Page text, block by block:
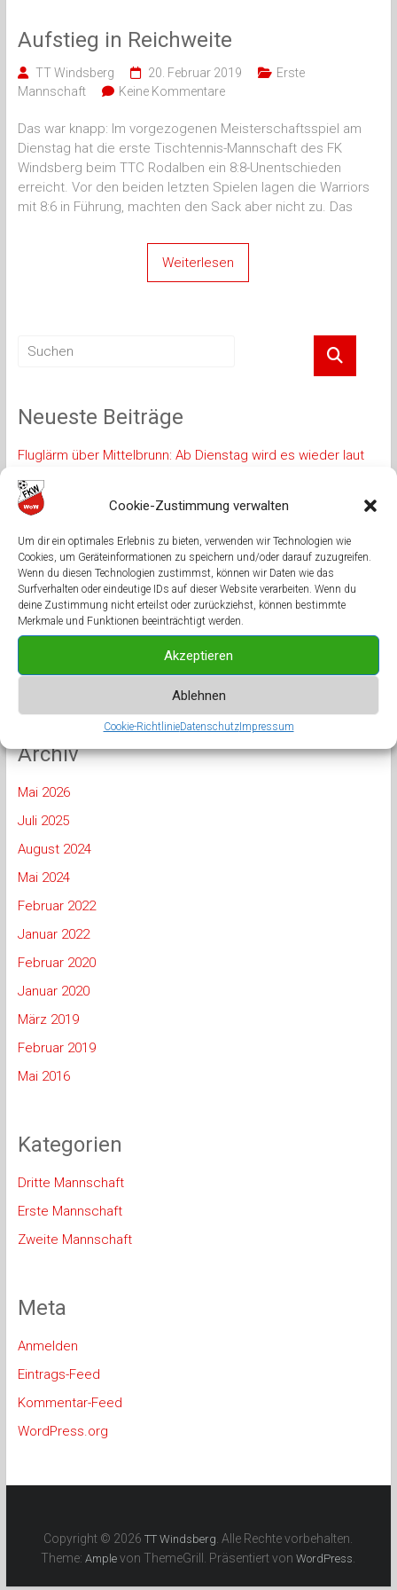
Cookie-Zustimmung verwalten
Um dir ein optimales Erlebnis zu bieten, verwenden wir Technologien wie
Cookies, um Geräteinformationen zu speichern und/oder darauf zuzugreifen.
Wenn du diesen Technologien zustimmst, können wir Daten wie das
Surfverhalten oder eindeutige IDs auf dieser Website verarbeiten. Wenn du
deine Zustimmung nicht erteilst oder zurückziehst, können bestimmte
Merkmale und Funktionen beeinträchtigt werden.
Akzeptieren
Ablehnen
Cookie-RichtlinieDatenschutzImpressum
Aufstieg in Reichweite
TT Windsberg 20. Februar 2019
Erste
Mannschaft
Keine Kommentare
Das war knapp: Im vorgezogenen Meisterschaftsspiel am
Dienstag hat die erste Tischtennis-Mannschaft des FK
Windsberg beim TTC Rodalben ein 8:8-Unentschieden
erreicht. Vor den beiden letzten Spielen lagen die Warriors
mit 8:6 in Führung, machten den Sack aber nicht zu. Das
Weiterlesen
Neueste Beiträge
Fluglärm über Mittelbrunn: Ab Dienstag wird es wieder laut
Neue Halle, neue Spieler und neue dritte Mannschaft
Spieltermine stehen fest
FK Windsberg sagt danke
In allen Belangen überzeugt
Neueste Kommentare
TT Windsbergzu50 Jahre Tischtennis in Windsberg
50 Jahre Tischtennis in Windsberg
Archiv
Mai 2026
Juli 2025
August 2024
Mai 2024
Februar 2022
Januar 2022
Februar 2020
Januar 2020
März 2019
Februar 2019
Mai 2016
Kategorien
Dritte Mannschaft
Erste Mannschaft
Zweite Mannschaft
Meta
Anmelden
Eintrags-Feed
Kommentar-Feed
WordPress.org
Copyright © 2026TT Windsberg . Alle Rechte vorbehalten.
Theme:Ample von ThemeGrill. Präsentiert vonWordPress